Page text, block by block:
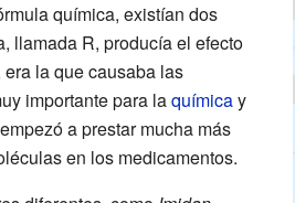
química, existían dos
llamada R, producía el efecto
la que causaba las
importante para laquímicay
a prestar mucha más
en los medicamentos.